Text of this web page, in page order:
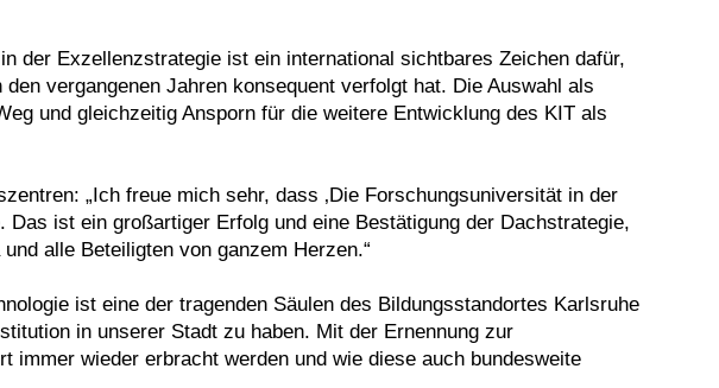
der Exzellenzstrategie ist ein international sichtbares Zeichen dafür,
vergangenen Jahren konsequent verfolgt hat. Die Auswahl als
und gleichzeitig Ansporn für die weitere Entwicklung des KIT als
„Ich freue mich sehr, dass ‚Die Forschungsuniversität in der
ist ein großartiger Erfolg und eine Bestätigung der Dachstrategie,
alle Beteiligten von ganzem Herzen.“
ist eine der tragenden Säulen des Bildungsstandortes Karlsruhe
in unserer Stadt zu haben. Mit der Ernennung zur
wieder erbracht werden und wie diese auch bundesweite